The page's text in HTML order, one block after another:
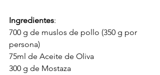
Ingredientes:
700 g de muslos de pollo (350 g por
persona)
75ml de Aceite de Oliva
300 g de Mostaza